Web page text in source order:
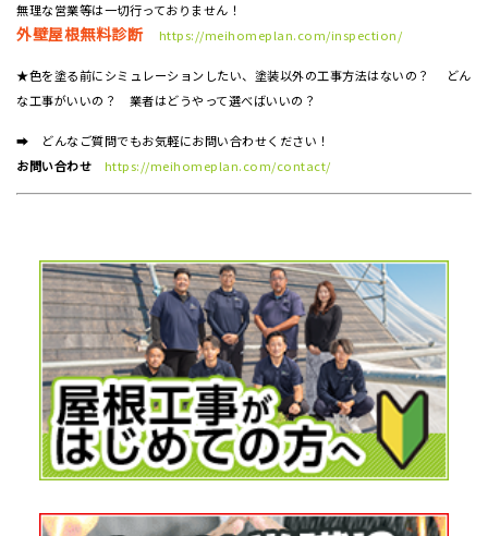
無理な営業等は一切行っておりません！
外壁屋根無料診断 https://meihomeplan.com/inspection/
★色を塗る前にシミュレーションしたい、塗装以外の工事方法はないの？ どん
な工事がいいの？ 業者はどうやって選べばいいの？
➡ どんなご質問でもお気軽にお問い合わせください！
お問い合わせ
https://meihomeplan.com/contact/